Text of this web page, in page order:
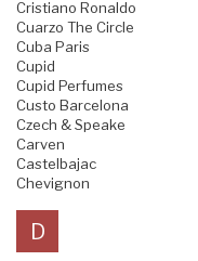
Cristiano Ronaldo
Cuarzo The Circle
Cuba Paris
Cupid
Cupid Perfumes
Custo Barcelona
Czech & Speake
Carven
Castelbajac
Chevignon
D